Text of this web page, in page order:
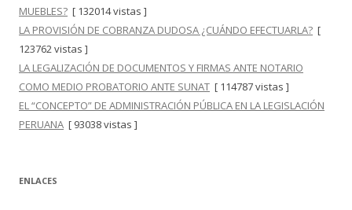
MUEBLES? [ 132014 vistas ]
LA PROVISIÓN DE COBRANZA DUDOSA ¿CUÁNDO EFECTUARLA? [
123762 vistas ]
LA LEGALIZACIÓN DE DOCUMENTOS Y FIRMAS ANTE NOTARIO
COMO MEDIO PROBATORIO ANTE SUNAT [ 114787 vistas ]
EL “CONCEPTO” DE ADMINISTRACIÓN PÚBLICA EN LA LEGISLACIÓN
PERUANA [ 93038 vistas ]
ENLACES